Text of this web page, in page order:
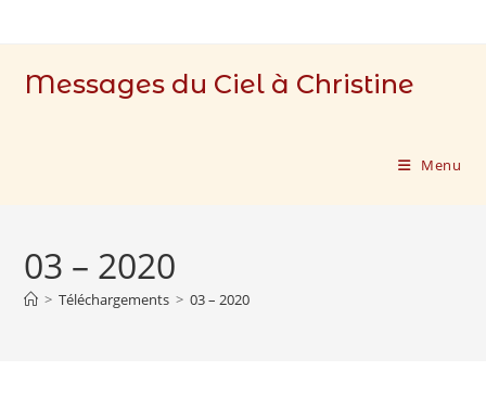
to
Messages du Ciel à Christine
Menu
03 – 2020
> Téléchargements > 03 – 2020